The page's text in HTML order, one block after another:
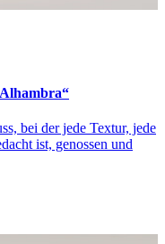
bei der jede Textur, jede
ist, genossen und